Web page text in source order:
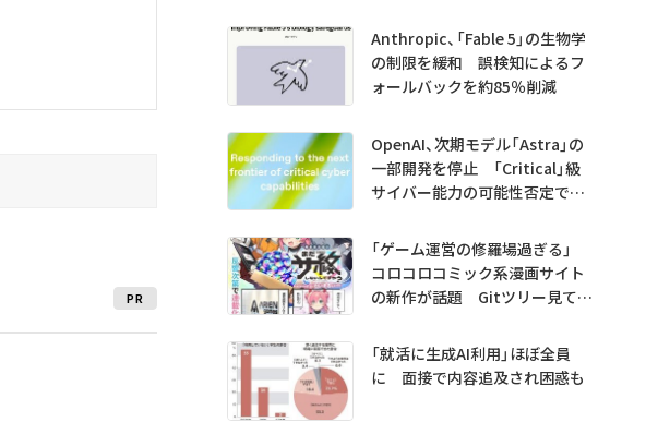
PR
Anthropic、「Fable 5」の生物学
の制限を緩和 誤検知によるフ
ォールバックを約85％削減
OpenAI、次期モデル「Astra」の
一部開発を停止 「Critical」級
サイバー能力の可能性否定でき
「ゲーム運営の修羅場過ぎる」
コロコロコミック系漫画サイト
の新作が話題 Gitツリー見てガ
「就活に生成AI利用」ほぼ全員
に 面接で内容追及され困惑も